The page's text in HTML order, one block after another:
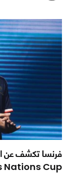
فرنسا تكشف عن
Nations Cup